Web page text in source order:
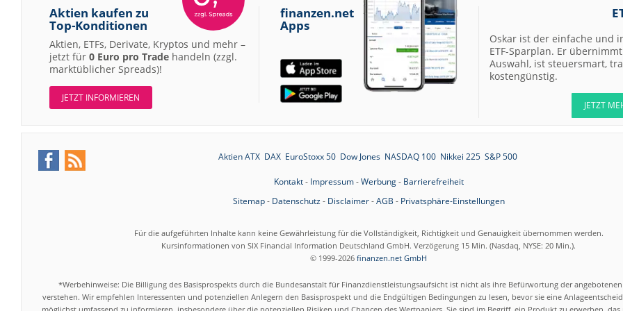
06.08.26
Ahold Delhaize
Market-Perform
06.08.26
Merck Hold
Deutsche
06.08.26
SUSS MicroTec
06.08.26
Fresenius Buy
Aktien kaufen zu
Top-Konditionen
Aktien, ETFs, Derivate, Kryptos und mehr –
jetzt für 0 Euro pro Trade handeln (zzgl.
marktüblicher Spreads)!
JETZT INFORMIEREN
finanzen.net
Apps
Oskar ist der einfache und
ETF-Sparplan. Er übernimmt
Auswahl, ist steuersmart,
kostengünstig.
JETZT
Aktien ATX DAX EuroStoxx 50 Dow Jones NASDAQ 100 Nikkei 225 S&P 500
Kontakt- Impressum-Werbung- Barrierefreiheit
Sitemap- Datenschutz- Disclaimer-AGB - Privatsphäre-Einstellungen
Für die aufgeführten Inhalte kann keine Gewährleistung für die Vollständigkeit, Richtigkeit und Genauigkeit übernommen werden.
Kursinformationen von SIX Financial Information Deutschland GmbH. Verzögerung 15 Min. (Nasdaq, NYSE: 20 Min.).
© 1999-2026 finanzen.net GmbH
*Werbehinweise: Die Billigung des Basisprospekts durch die Bundesanstalt für Finanzdienstleistungsaufsicht ist nicht als ihre Befürwortung der
verstehen. Wir empfehlen Interessenten und potenziellen Anlegern den Basisprospekt und die Endgültigen Bedingungen zu lesen, bevor sie eine